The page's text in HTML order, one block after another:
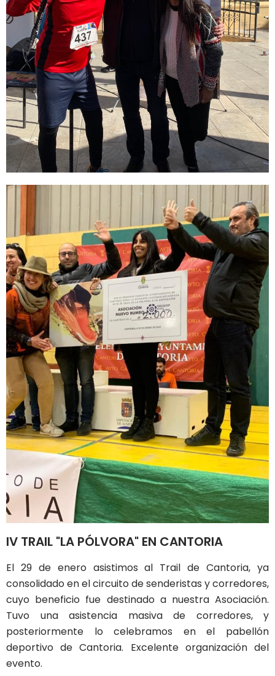
IV TRAIL "LA PÓLVORA" EN CANTORIA
El 29 de enero asistimos al Trail de Cantoria, ya
consolidado en el circuito de senderistas y corredores,
cuyo beneficio fue destinado a nuestra Asociación.
Tuvo una asistencia masiva de corredores, y
posteriormente lo celebramos en el pabellón
deportivo de Cantoria. Excelente organización del
evento.